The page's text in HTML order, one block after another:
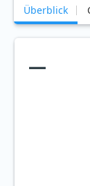
Überblick
—